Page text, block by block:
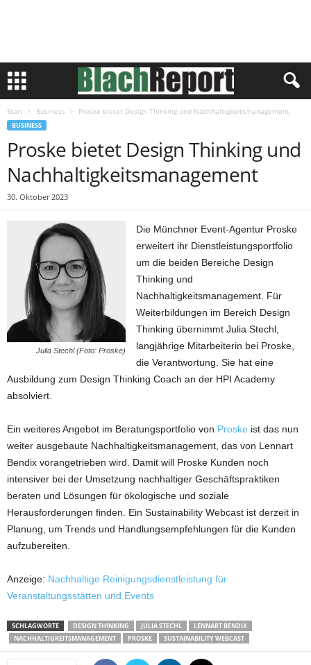
Start Business Proske bietet Design Thinking und Nachhaltigkeitsmanagement
BUSINESS
Proske bietet Design Thinking und
Nachhaltigkeitsmanagement
30. Oktober 2023
Julia Stechl (Foto: Proske)
Die Münchner Event-Agentur Proske
erweitert ihr Dienstleistungsportfolio
um die beiden Bereiche Design
Thinking und
Nachhaltigkeitsmanagement. Für
Weiterbildungen im Bereich Design
Thinking übernimmt Julia Stechl,
langjährige Mitarbeiterin bei Proske,
die Verantwortung. Sie hat eine
Ausbildung zum Design Thinking Coach an der HPI Academy
absolviert.
Ein weiteres Angebot im Beratungsportfolio von Proske ist das nun
weiter ausgebaute Nachhaltigkeitsmanagement, das von Lennart
Bendix vorangetrieben wird. Damit will Proske Kunden noch
intensiver bei der Umsetzung nachhaltiger Geschäftspraktiken
beraten und Lösungen für ökologische und soziale
Herausforderungen finden. Ein Sustainability Webcast ist derzeit in
Planung, um Trends und Handlungsempfehlungen für die Kunden
aufzubereiten.
Anzeige: Nachhaltige Reinigungsdienstleistung für
Veranstaltungsstätten und Events
SCHLAGWORTE DESIGN THINKING JULIA STECHL
LENNART BENDIX
NACHHALTIGKEITSMANAGEMENT
PROSKE SUSTAINABILITY WEBCAST